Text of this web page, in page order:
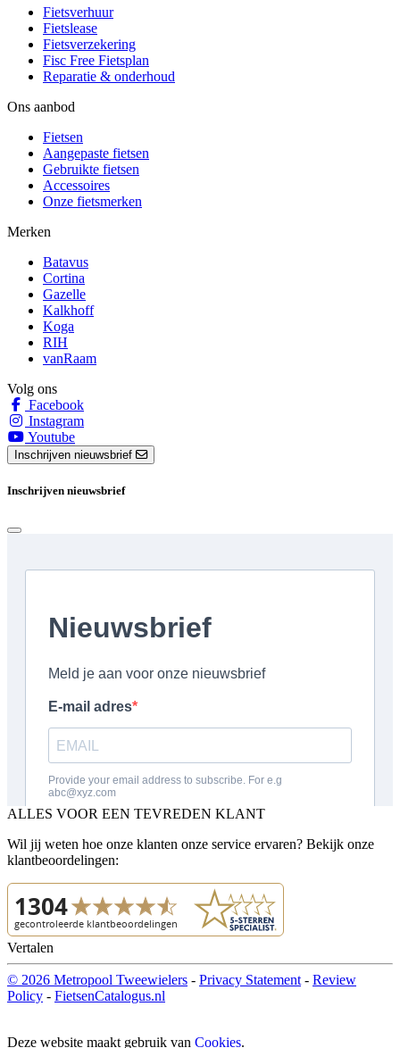
Fietsverhuur
Fietslease
Fietsverzekering
Fisc Free Fietsplan
Reparatie & onderhoud
Ons aanbod
Fietsen
Aangepaste fietsen
Gebruikte fietsen
Accessoires
Onze fietsmerken
Merken
Batavus
Cortina
Gazelle
Kalkhoff
Koga
RIH
vanRaam
Volg ons
Facebook
Instagram
Youtube
Inschrijven nieuwsbrief
Inschrijven nieuwsbrief
ALLES VOOR EEN TEVREDEN KLANT
Wil jij weten hoe onze klanten onze service ervaren? Bekijk onze
klantbeoordelingen:
Vertalen
© 2026 Metropool Tweewielers - Privacy Statement - Review
Policy - FietsenCatalogus.nl
Deze website maakt gebruik van Cookies.